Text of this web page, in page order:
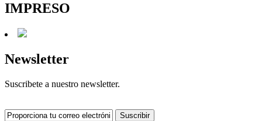
IMPRESO
Newsletter
Suscribete a nuestro newsletter.
Suscribir